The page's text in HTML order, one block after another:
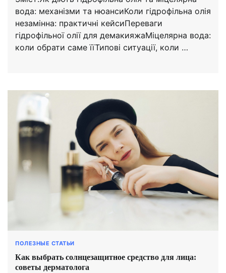
вода: механізми та нюансиКоли гідрофільна олія
незамінна: практичні кейсиПереваги
гідрофільної олії для демакияжаМіцелярна вода:
коли обрати саме їїТипові ситуації, коли …
ПОЛЕЗНЫЕ СТАТЬИ
Как выбрать солнцезащитное средство для лица:
советы дерматолога